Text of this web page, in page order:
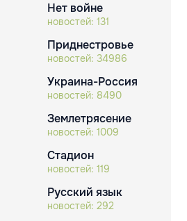
Нет войне
новостей: 131
Приднестровье
новостей: 34986
Украина-Россия
новостей: 8490
Землетрясение
новостей: 1009
Стадион
новостей: 119
Русский язык
новостей: 292